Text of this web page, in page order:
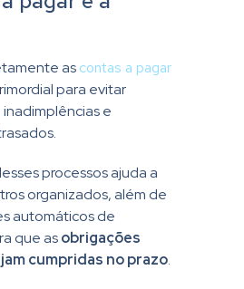
ascontas a pagar
para evitar
e
processos ajuda a
organizados, além de
automáticos de
que asobrigações
cumpridas no prazo.